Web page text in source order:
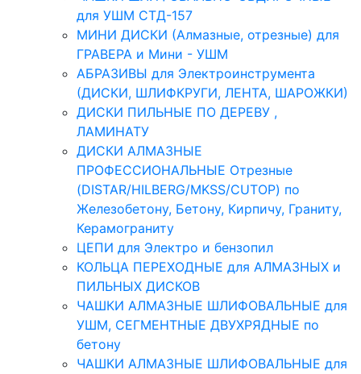
для УШМ СТД-157
МИНИ ДИСКИ (Алмазные, отрезные) для
ГРАВЕРА и Мини - УШМ
АБРАЗИВЫ для Электроинструмента
(ДИСКИ, ШЛИФКРУГИ, ЛЕНТА, ШАРОЖКИ)
ДИСКИ ПИЛЬНЫЕ ПО ДЕРЕВУ ,
ЛАМИНАТУ
ДИСКИ АЛМАЗНЫЕ
ПРОФЕССИОНАЛЬНЫЕ Отрезные
(DISTAR/HILBERG/MKSS/CUTOP) по
Железобетону, Бетону, Кирпичу, Граниту,
Керамограниту
ЦЕПИ для Электро и бензопил
КОЛЬЦА ПЕРЕХОДНЫЕ для АЛМАЗНЫХ и
ПИЛЬНЫХ ДИСКОВ
ЧАШКИ АЛМАЗНЫЕ ШЛИФОВАЛЬНЫЕ для
УШМ, СЕГМЕНТНЫЕ ДВУХРЯДНЫЕ по
бетону
ЧАШКИ АЛМАЗНЫЕ ШЛИФОВАЛЬНЫЕ для